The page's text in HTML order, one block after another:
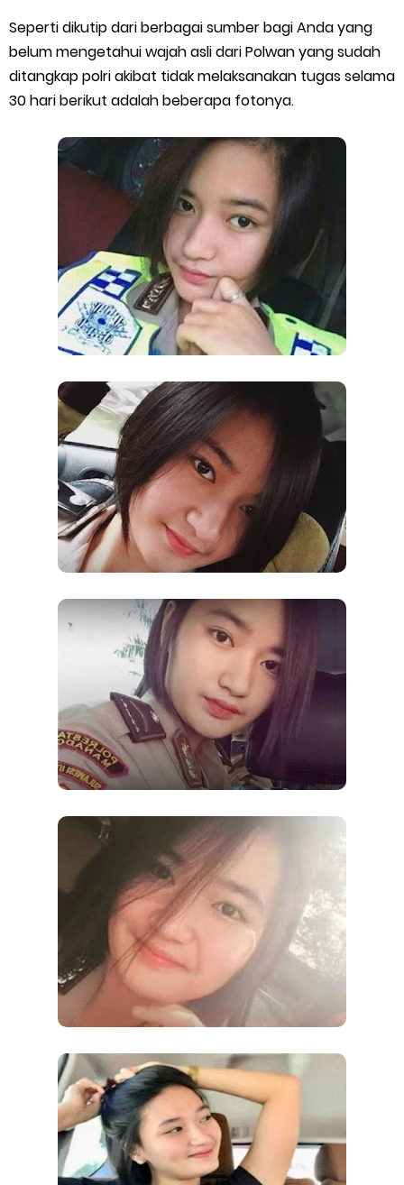
Seperti dikutip dari berbagai sumber bagi Anda yang
belum mengetahui wajah asli dari Polwan yang sudah
ditangkap polri akibat tidak melaksanakan tugas selama
30 hari berikut adalah beberapa fotonya.